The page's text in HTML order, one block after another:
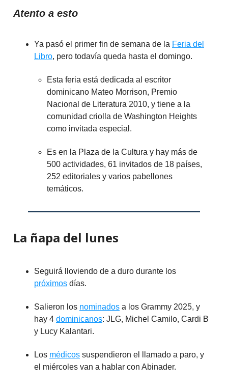
Atento a esto
Ya pasó el primer fin de semana de la Feria del
Libro, pero todavía queda hasta el domingo.
Esta feria está dedicada al escritor
dominicano Mateo Morrison, Premio
Nacional de Literatura 2010, y tiene a la
comunidad criolla de Washington Heights
como invitada especial.
Es en la Plaza de la Cultura y hay más de
500 actividades, 61 invitados de 18 países,
252 editoriales y varios pabellones
temáticos.
La ñapa del lunes
Seguirá lloviendo de a duro durante los
próximos días.
Salieron los nominados a los Grammy 2025, y
hay 4 dominicanos: JLG, Michel Camilo, Cardi B
y Lucy Kalantari.
Los médicos suspendieron el llamado a paro, y
el miércoles van a hablar con Abinader.